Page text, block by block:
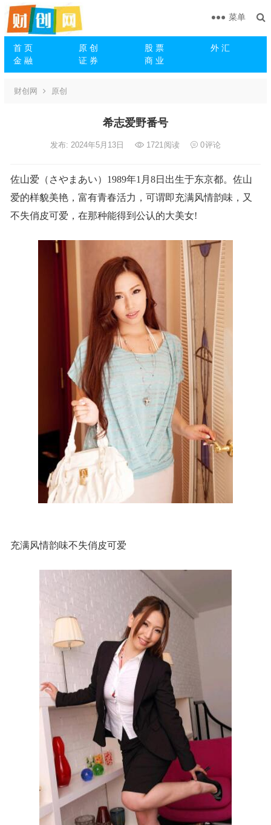
首 页 原 创 股 票
外 汇
金 融
证 券 商 业
菜单
财创网 原创
希志爱野番号
发布: 2024年5月13日 1721阅读 0评论
佐山爱（さやまあい）1989年1月8日出生于东京都。佐山
爱的样貌美艳，富有青春活力，可谓即充满风情韵味，又
不失俏皮可爱，在那种能得到公认的大美女!
充满风情韵味不失俏皮可爱